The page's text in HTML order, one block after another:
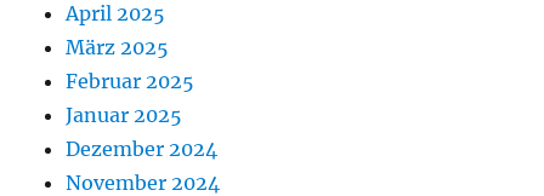
April 2025
März 2025
Februar 2025
Januar 2025
Dezember 2024
November 2024